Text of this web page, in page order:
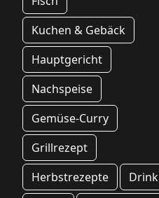
Kuchen & Gebäck
Hauptgericht
Nachspeise
Gemüse-Curry
Grillrezept
Herbstrezepte
Drink